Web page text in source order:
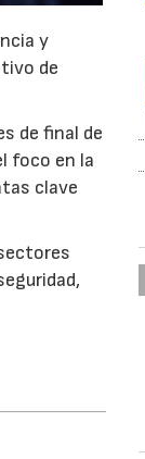
y
de
de final de
foco en la
clave
2026